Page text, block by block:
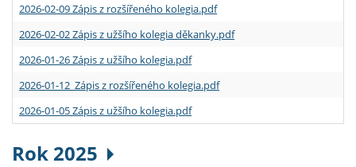
2026-02-09 Zápis z rozšířeného kolegia.pdf
2026-02-02 Zápis z užšího kolegia děkanky.pdf
2026-01-26 Zápis z užšího kolegia.pdf
2026-01-12 Zápis z rozšířeného kolegia.pdf
2026-01-05 Zápis z užšího kolegia.pdf
Rok 2025